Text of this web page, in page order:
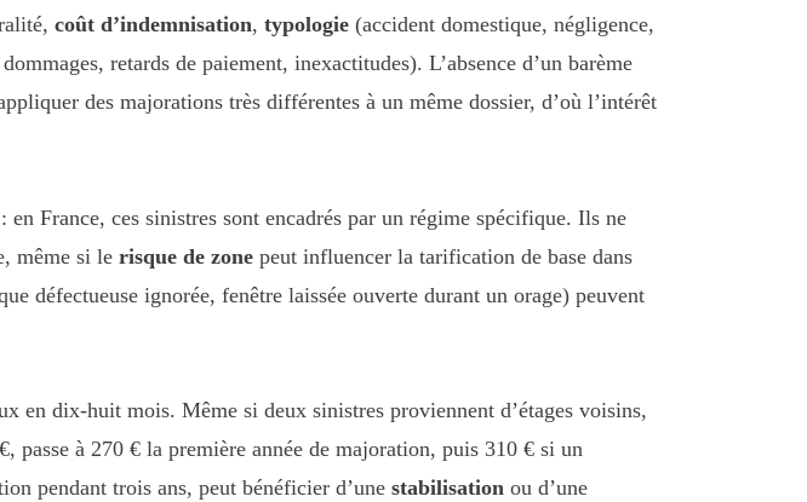
coût d’indemnisation, typologie (accident domestique, négligence,
retards de paiement, inexactitudes). L’absence d’un barème
des majorations très différentes à un même dossier, d’où l’intérêt
en France, ces sinistres sont encadrés par un régime spécifique. Ils ne
même si le risque de zone peut influencer la tarification de base dans
défectueuse ignorée, fenêtre laissée ouverte durant un orage) peuvent
en dix-huit mois. Même si deux sinistres proviennent d’étages voisins,
passe à 270 € la première année de majoration, puis 310 € si un
pendant trois ans, peut bénéficier d’une stabilisation ou d’une